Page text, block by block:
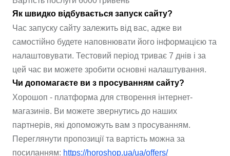
Як швидко відбувається запуск сайту?
Час запуску сайту залежить від вас, адже ви
самостійно будете наповнювати його інформацією та
налаштовувати. Тестовий період триває 7 днів і за
цей час ви можете зробити основні налаштування.
Чи допомагаєте ви з просуванням сайту?
Хорошоп - платформа для створення інтернет-
магазинів. Ви можете звернутись до наших
партнерів, які допоможуть вам з просуванням.
Переглянути пропозиції та вартість можна за
посиланням: https://horoshop.ua/ua/offers/